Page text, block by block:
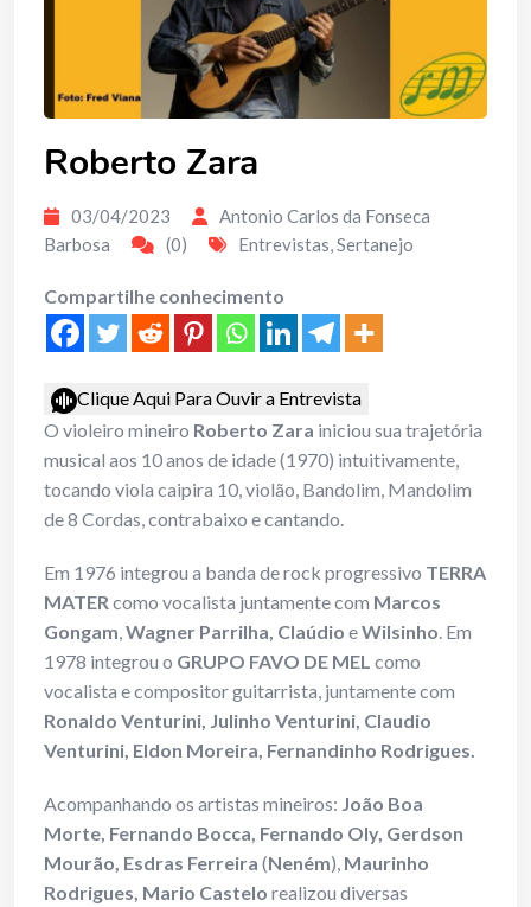
Roberto Zara
03/04/2023
Antonio Carlos da Fonseca
Barbosa
(0) Entrevistas,Sertanejo
Compartilhe conhecimento
Clique Aqui Para Ouvir a Entrevista
O violeiro mineiro Roberto Zara iniciou sua trajetória
musical aos 10 anos de idade (1970) intuitivamente,
tocando viola caipira 10, violão, Bandolim, Mandolim
de 8 Cordas, contrabaixo e cantando.
Em 1976 integrou a banda de rock progressivo TERRA
MATER como vocalista juntamente com Marcos
Gongam,Wagner Parrilha, Claúdio eWilsinho. Em
1978 integrou o GRUPO FAVO DE MEL como
vocalista e compositor guitarrista, juntamente com
Ronaldo Venturini, Julinho Venturini, Claudio
Venturini, Eldon Moreira, Fernandinho Rodrigues.
Acompanhando os artistas mineiros: João Boa
Morte, Fernando Bocca, Fernando Oly, Gerdson
Mourão, Esdras Ferreira (Neném), Maurinho
Rodrigues, Mario Castelo realizou diversas